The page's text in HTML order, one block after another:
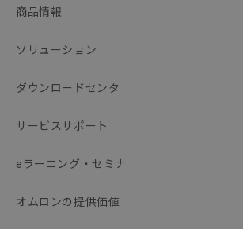
商品情報
ソリューション
ダウンロードセンタ
サービスサポート
eラーニング・セミナ
オムロンの提供価値